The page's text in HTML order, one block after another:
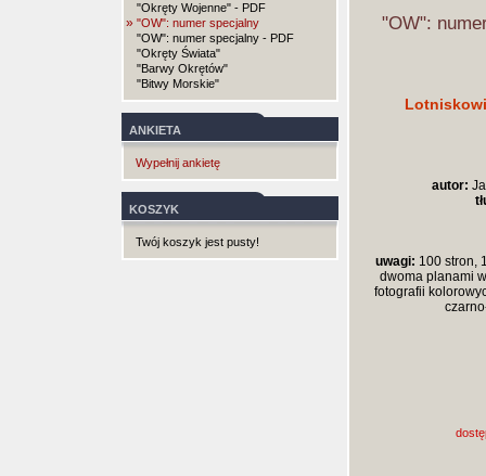
"Okręty Wojenne" - PDF
» "OW": numer specjalny
"OW": numer specjalny - PDF
"Okręty Świata"
"Barwy Okrętów"
"Bitwy Morskie"
ANKIETA
Wypełnij ankietę
KOSZYK
Twój koszyk jest pusty!
"OW":
autor:
uwagi: 100 stron,
dwoma planami
fotografii